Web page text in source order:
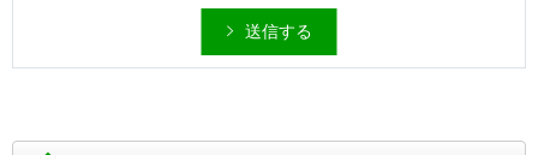
送信する